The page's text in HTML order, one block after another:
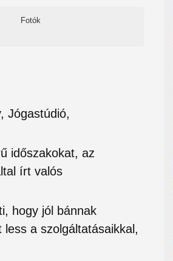
Fotók
Jógastúdió,
időszakokat, az
írt valós
hogy jól bánnak
a szolgáltatásaikkal,